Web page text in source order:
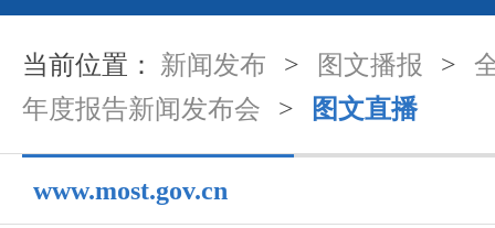
当前位置： 新闻发布 > 图文播报 >
年度报告新闻发布会
> 图文直播
www.most.gov.cn